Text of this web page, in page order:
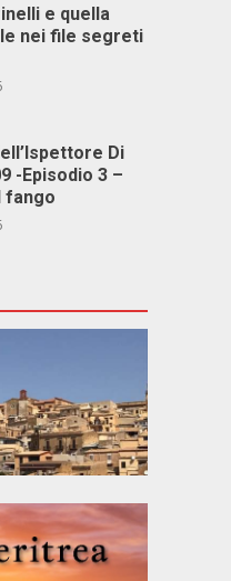
e quella
nei file segreti
Di
-Episodio 3 –
fango